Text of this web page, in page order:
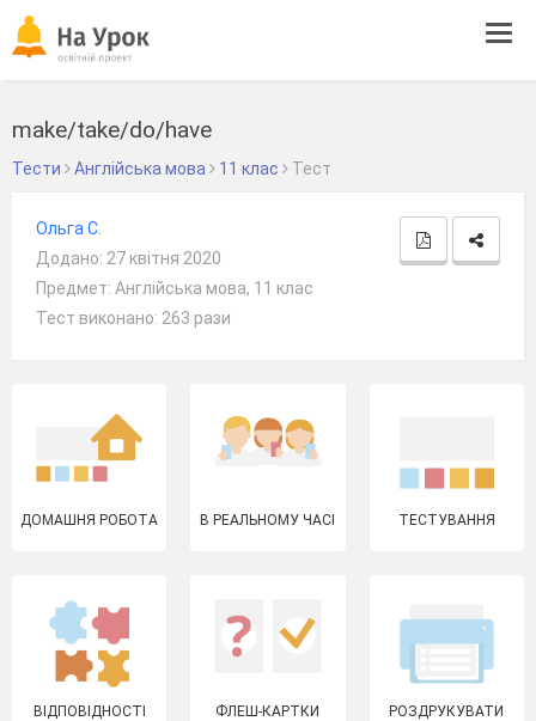
make/take/do/have
Тести Англійська мова 11 клас Тест
Ольга С.
Додано: 27 квітня 2020
Предмет: Англійська мова, 11 клас
Тест виконано: 263 рази
ДОМАШНЯ РОБОТА В РЕАЛЬНОМУ ЧАСІ ТЕСТУВАННЯ
ВІДПОВІДНОСТІ ФЛЕШ-КАРТКИ РОЗДРУКУВАТИ